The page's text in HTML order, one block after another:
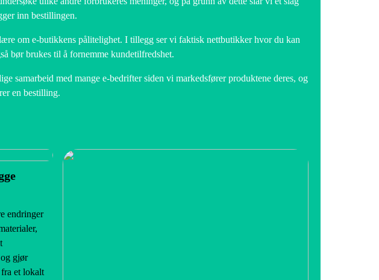
inn bestillingen.
om e-butikkens pålitelighet. I tillegg ser vi faktisk nettbutikker hvor du kan
bør brukes til å fornemme kundetilfredshet.
samarbeid med mange e-bedrifter siden vi markedsfører produktene deres, og
en bestilling.
endringer
gjør
et lokalt